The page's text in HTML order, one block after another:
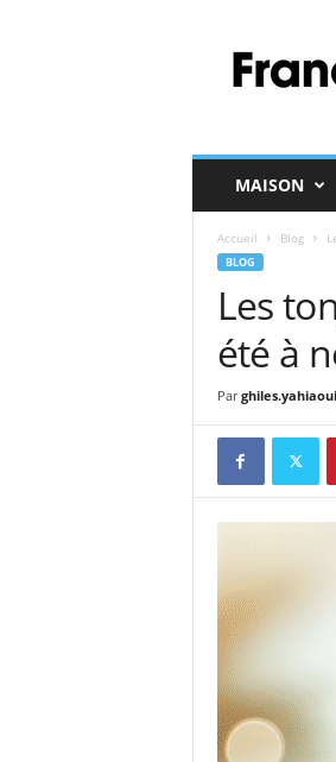
MAISON
Accueil Blog
BLOG
Les
été à
Par ghiles.yahiaoui